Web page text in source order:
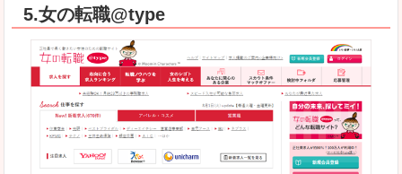
良いところ
求人が毎時更新されます！（他社求人サイトは週
希望職種の平均時給が瞬時にわかります。アルバ
求人数が多すぎて、逆に絞り込みに悩んだり、迷
5.女の転職@type